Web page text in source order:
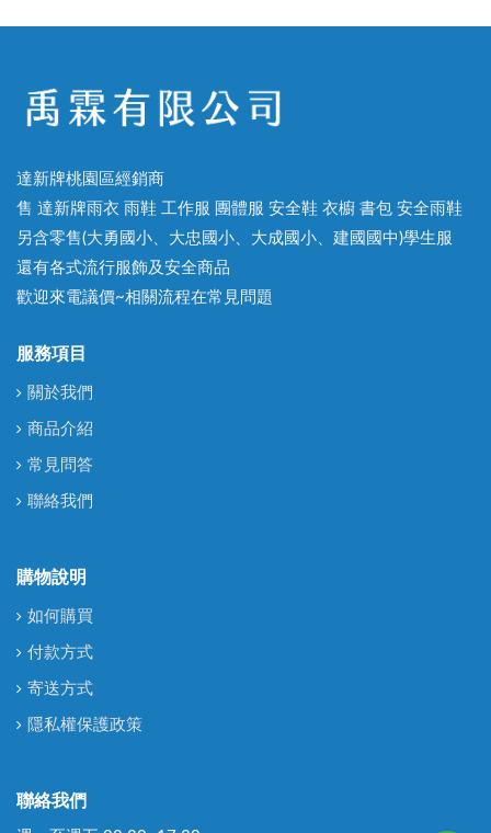
達新牌桃園區經銷商
售 達新牌雨衣 雨鞋 工作服 團體服 安全鞋 衣櫥 書包 安全雨鞋
另含零售(大勇國小、大忠國小、大成國小、建國國中)學生服
還有各式流行服飾及安全商品
歡迎來電議價~相關流程在常見問題
服務項目
關於我們
商品介紹
常見問答
聯絡我們
購物說明
如何購買
付款方式
寄送方式
隱私權保護政策
聯絡我們